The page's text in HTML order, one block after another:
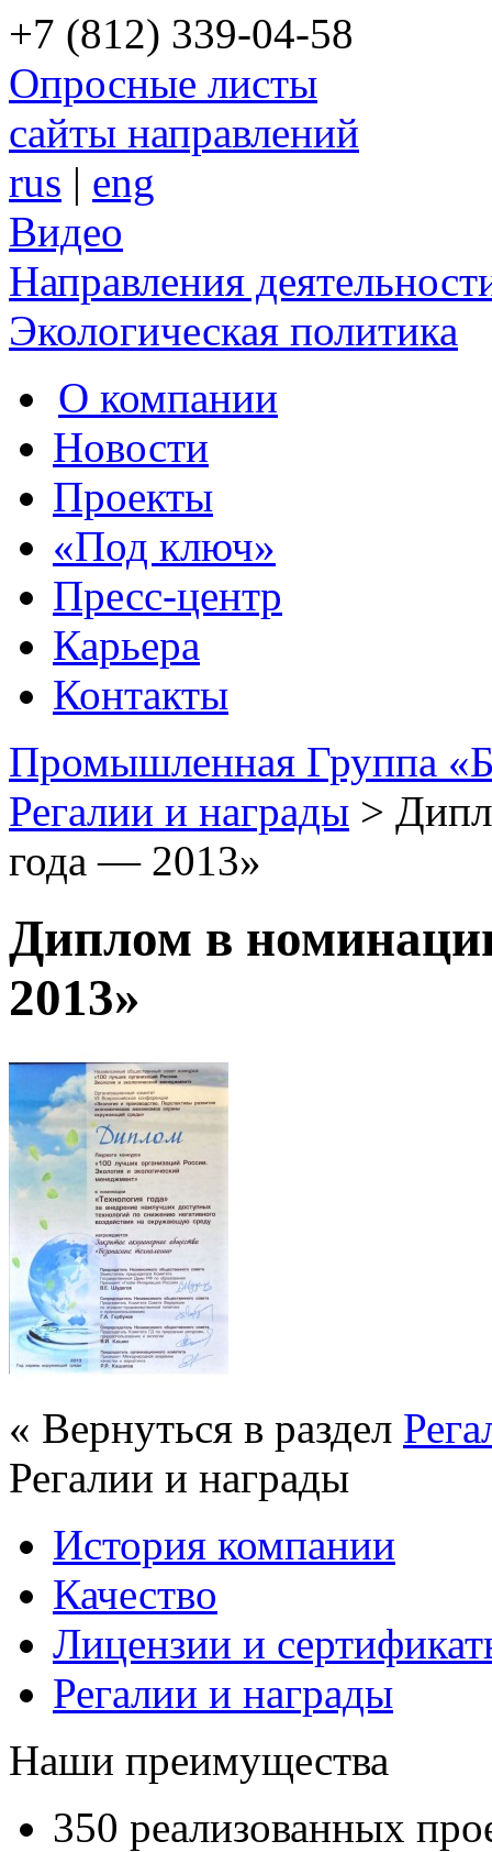
+7 (812) 339-04-58
Опросные листы
сайты направлений
rus | eng
Видео
Направления
Экологическая политика
О компании
Новости
Проекты
«Под ключ»
Пресс-центр
Карьера
Контакты
Промышленная Группа
Регалии и награды >
года — 2013»
Диплом в
2013»
« Вернуться в раздел
Регалии и награды
История компании
Качество
Лицензии и
Регалии и награды
Наши преимущества
350 реализованных